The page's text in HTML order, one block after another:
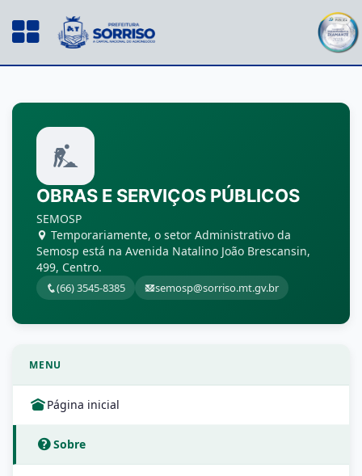
OBRAS E SERVIÇOS PÚBLICOS
SEMOSP
Temporariamente, o setor Administrativo da
Semosp está na Avenida Natalino João Brescansin,
499, Centro.
(66) 3545-8385 semosp@sorriso.mt.gv.br
MENU
Página inicial
Sobre